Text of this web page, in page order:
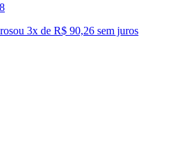
ou 3x de R$ 90,26 sem juros